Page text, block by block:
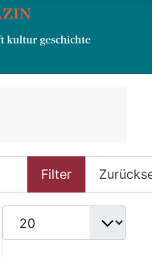
Filter
Anzeige #